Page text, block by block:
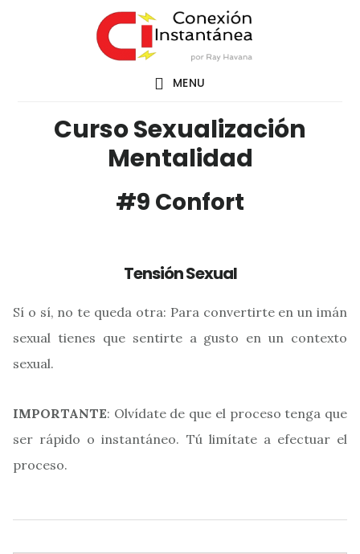
MENU
Curso Sexualización
Mentalidad
#9 Confort
Tensión Sexual
Sí o sí, no te queda otra: Para convertirte en un imán
sexual tienes que sentirte a gusto en un contexto
sexual.
IMPORTANTE: Olvídate de que el proceso tenga que
ser rápido o instantáneo. Tú limítate a efectuar el
proceso.